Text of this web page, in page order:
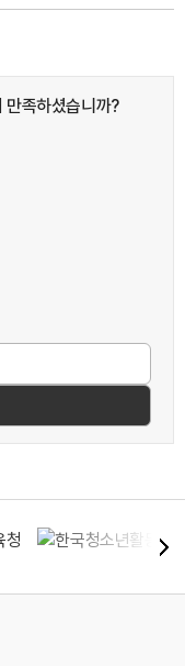
만족하셨습니까?